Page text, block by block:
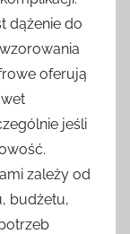
dążenie do
oferują
jeśli
zależy od
budżetu,